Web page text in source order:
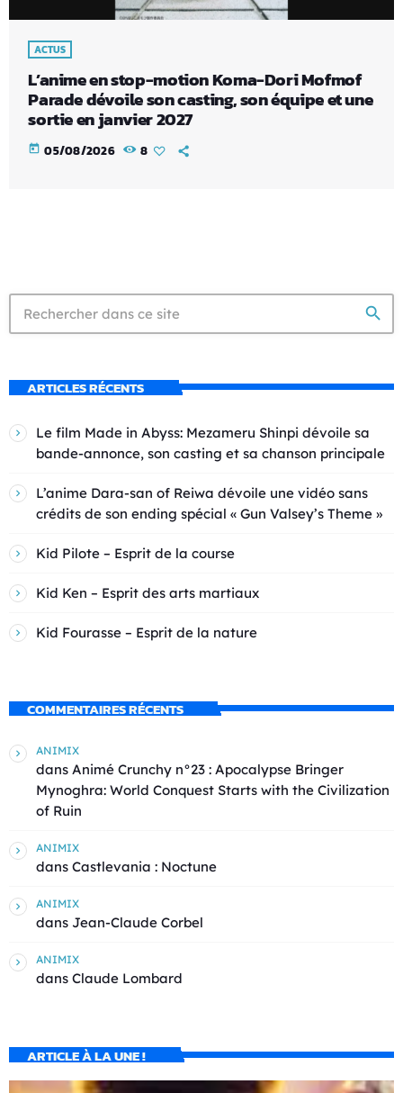
ACTUS
L’anime en stop-motion Koma-Dori Mofmof
Parade dévoile son casting, son équipe et une
sortie en janvier 2027
today 05/08/2026 8
search
ARTICLES RÉCENTS
Le film Made in Abyss: Mezameru Shinpi dévoile sa
bande-annonce, son casting et sa chanson principale
L’anime Dara-san of Reiwa dévoile une vidéo sans
crédits de son ending spécial « Gun Valsey’s Theme »
Kid Pilote – Esprit de la course
Kid Ken – Esprit des arts martiaux
Kid Fourasse – Esprit de la nature
COMMENTAIRES RÉCENTS
ANIMIX
dans Animé Crunchy n°23 : Apocalypse Bringer
Mynoghra: World Conquest Starts with the Civilization
of Ruin
ANIMIX
dans Castlevania : Noctune
ANIMIX
dans Jean-Claude Corbel
ANIMIX
dans Claude Lombard
ARTICLE À LA UNE !